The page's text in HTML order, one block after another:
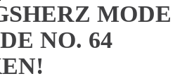
MODE
NO. 64